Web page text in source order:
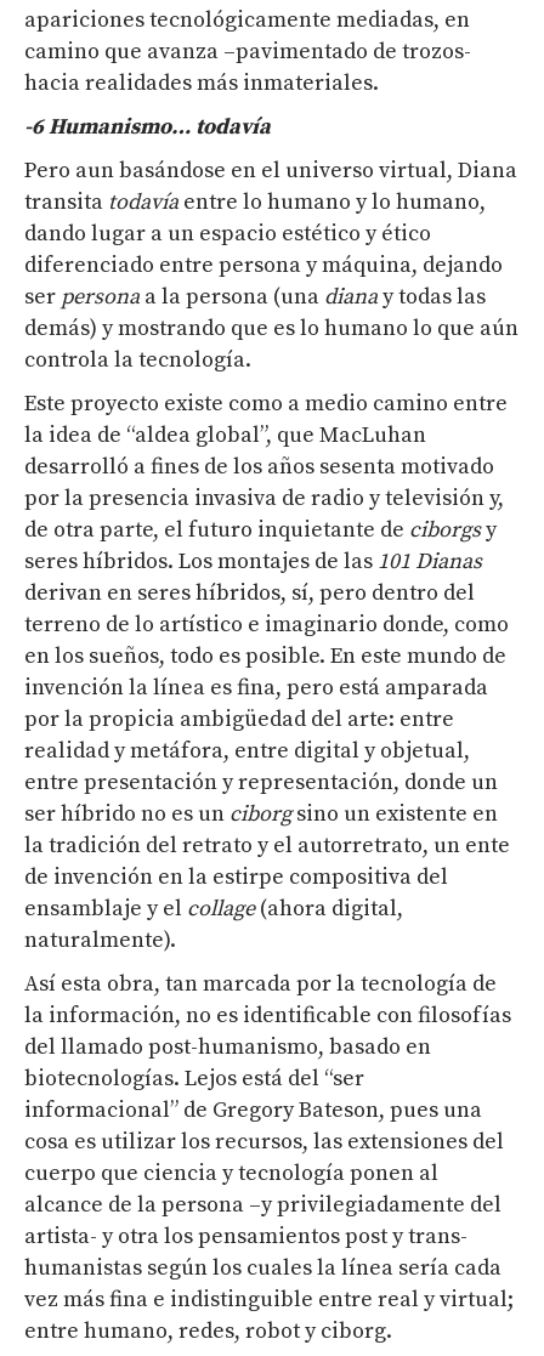
apariciones tecnológicamente mediadas, en
camino que avanza –pavimentado de trozos-
hacia realidades más inmateriales.
-6 Humanismo… todavía
Pero aun basándose en el universo virtual, Diana
transita todavía entre lo humano y lo humano,
dando lugar a un espacio estético y ético
diferenciado entre persona y máquina, dejando
ser persona a la persona (una dianay todas las
demás) y mostrando que es lo humano lo que aún
controla la tecnología.
Este proyecto existe como a medio camino entre
la idea de “aldea global”, que MacLuhan
desarrolló a fines de los años sesenta motivado
por la presencia invasiva de radio y televisión y,
de otra parte, el futuro inquietante de ciborgsy
seres híbridos. Los montajes de las 101 Dianas
derivan en seres híbridos, sí, pero dentro del
terreno de lo artístico e imaginario donde, como
en los sueños, todo es posible. En este mundo de
invención la línea es fina, pero está amparada
por la propicia ambigüedad del arte: entre
realidad y metáfora, entre digital y objetual,
entre presentación y representación, donde un
ser híbrido no es un ciborgsino un existente en
la tradición del retrato y el autorretrato, un ente
de invención en la estirpe compositiva del
ensamblaje y el collage(ahora digital,
naturalmente).
Así esta obra, tan marcada por la tecnología de
la información, no es identificable con filosofías
del llamado post-humanismo, basado en
biotecnologías. Lejos está del “ser
informacional” de Gregory Bateson, pues una
cosa es utilizar los recursos, las extensiones del
cuerpo que ciencia y tecnología ponen al
alcance de la persona –y privilegiadamente del
artista- y otra los pensamientos post y trans-
humanistas según los cuales la línea sería cada
vez más fina e indistinguible entre real y virtual;
entre humano, redes, robot y ciborg.